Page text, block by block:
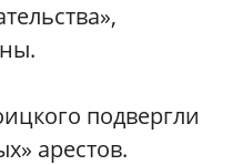
подвергли
арестов.